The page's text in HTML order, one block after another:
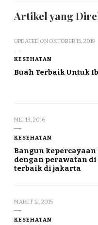
Artikel yang
UPDATED ON OKTOBER 15, 2019
KESEHATAN
Buah Terbaik Untuk
MEI 13, 2016
KESEHATAN
Bangun
dengan perawatan
terbaik di jakarta
MARET 12, 2015
KESEHATAN